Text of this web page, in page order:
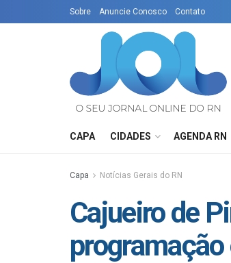
Sobre Anuncie Conosco Contato
CAPA CIDADES AGENDA RN
Capa Notícias Gerais do RN
Cajueiro de
programação